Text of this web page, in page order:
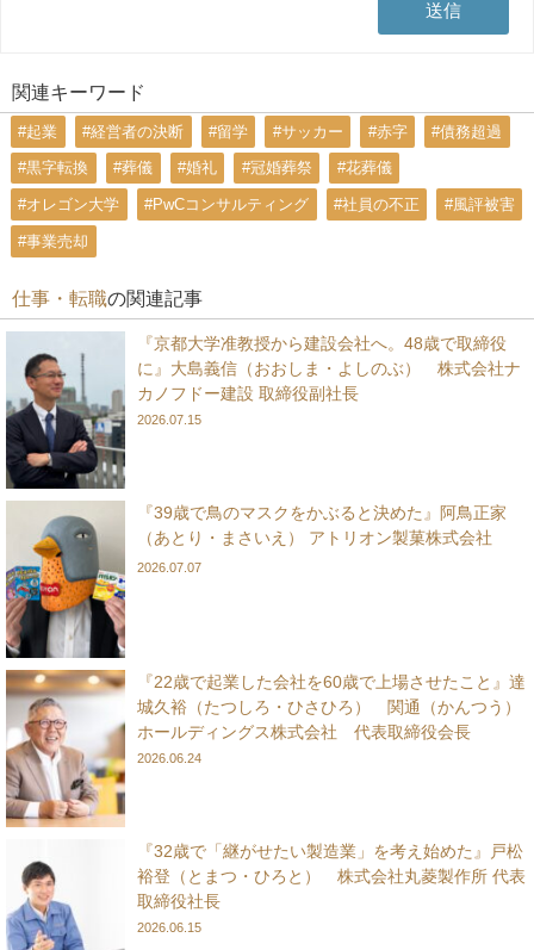
関連キーワード
#起業 #経営者の決断 #留学 #サッカー #赤字 #債務超過
#黒字転換 #葬儀 #婚礼 #冠婚葬祭 #花葬儀
#オレゴン大学 #PwCコンサルティング #社員の不正 #風評被害
#事業売却
仕事・転職の関連記事
『京都大学准教授から建設会社へ。48歳で取締役
に』大島義信（おおしま・よしのぶ） 株式会社ナ
カノフドー建設 取締役副社長
2026.07.15
『39歳で鳥のマスクをかぶると決めた』阿鳥正家
（あとり・まさいえ） アトリオン製菓株式会社
2026.07.07
『22歳で起業した会社を60歳で上場させたこと』達
城久裕（たつしろ・ひさひろ） 関通（かんつう）
ホールディングス株式会社 代表取締役会長
2026.06.24
『32歳で「継がせたい製造業」を考え始めた』戸松
裕登（とまつ・ひろと） 株式会社丸菱製作所 代表
取締役社長
2026.06.15